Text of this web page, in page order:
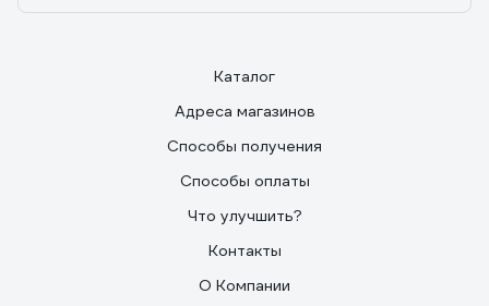
Каталог
Адреса магазинов
Способы получения
Способы оплаты
Что улучшить?
Контакты
О Компании